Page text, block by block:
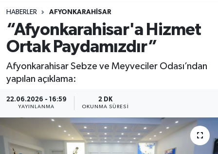
HABERLER AFYONKARAHISAR
“Afyonkarahisar'a Hizmet
Ortak Paydamızdır”
Afyonkarahisar Sebze ve Meyveciler Odası’ndan
yapılan açıklama:
22.06.2026 - 16:59
YAYINLANMA
2 DK
OKUNMA SÜRESI
Trafik Durumu
Süper Lig Puan Durumu ve Fikstür
Tüm Manşetler